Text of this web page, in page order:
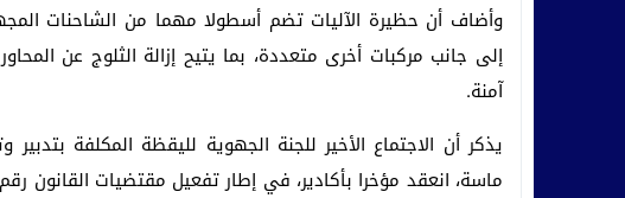
وأضاف أن حظيرة الآليات تضم أسطولا مهما من الشاحنات
إلى جانب مركبات أخرى متعددة، بما يتيح إزالة الثلوج عن
آمنة.
يذكر أن الاجتماع الأخير للجنة الجهوية لليقظة المكلفة